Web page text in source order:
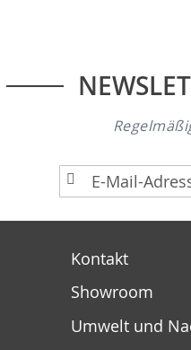
A
n
m
Kontakt
Showroom
Umwelt und